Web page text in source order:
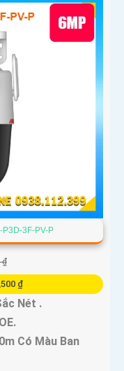
P3D-3F-PV-P
₫
₫
Nét .
Có Màu Ban